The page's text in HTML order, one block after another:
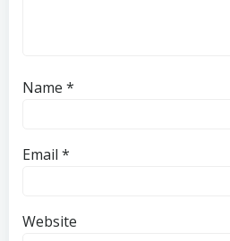
Name *
Email *
Website